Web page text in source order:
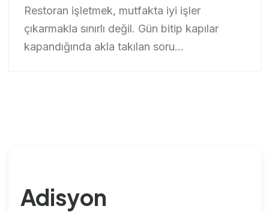
Restoran işletmek, mutfakta iyi işler
çıkarmakla sınırlı değil. Gün bitip kapılar
kapandığında akla takılan soru...
Adisyon